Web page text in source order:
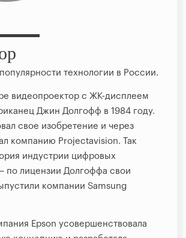
технологии в России.
видеопроектор с ЖК-дисплеем
Джин Долгофф в 1984 году.
свое изобретение и через
компанию Projectavision. Так
индустрии цифровых
по лицензии Долгоффа свои
компании Samsung
Epson усовершенствовала